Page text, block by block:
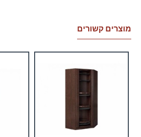
.זמני האספקה ​​של כל מוצר מצוינים
הנספרים (ימים א'-ה' בשבוע, לא כולל
וחגים) מיום וידוא ומיצוי המוצר,
יתכנו עיכובים הקשורים לשילוח הימי
במידה וייחול עיכוב שאינו תלוי בספק,
יתארך בעוד 30 ימי עבודה ולא יחשב לאיחור.
צוות האתר עושה כל המאמצים על מנת
מוצרים קשורים